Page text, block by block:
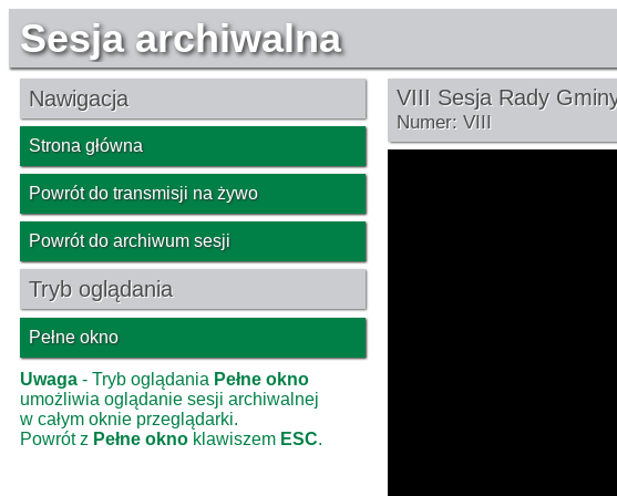
Sesja archiwalna
Nawigacja
Strona główna
Powrót do transmisji na żywo
Powrót do archiwum sesji
Tryb oglądania
Pełne okno
Uwaga - Tryb oglądania Pełne okno
umożliwia oglądanie sesji archiwalnej
w całym oknie przeglądarki.
Powrót z Pełne okno klawiszem ESC.
VIII Sesja Rady
Numer: VIII